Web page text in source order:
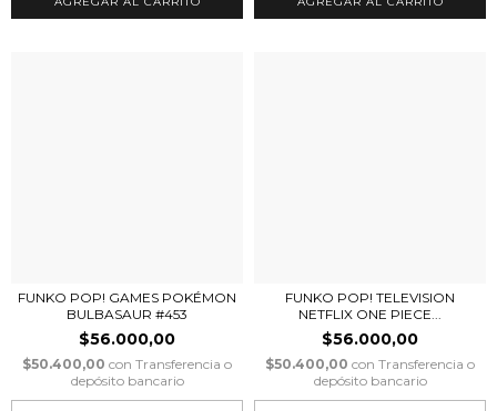
FUNKO POP! GAMES POKÉMON
BULBASAUR #453
$56.000,00
$50.400,00 con Transferencia o
depósito bancario
FUNKO POP! TELEVISION
NETFLIX ONE PIECE...
$56.000,00
$50.400,00 con Transferencia o
depósito bancario